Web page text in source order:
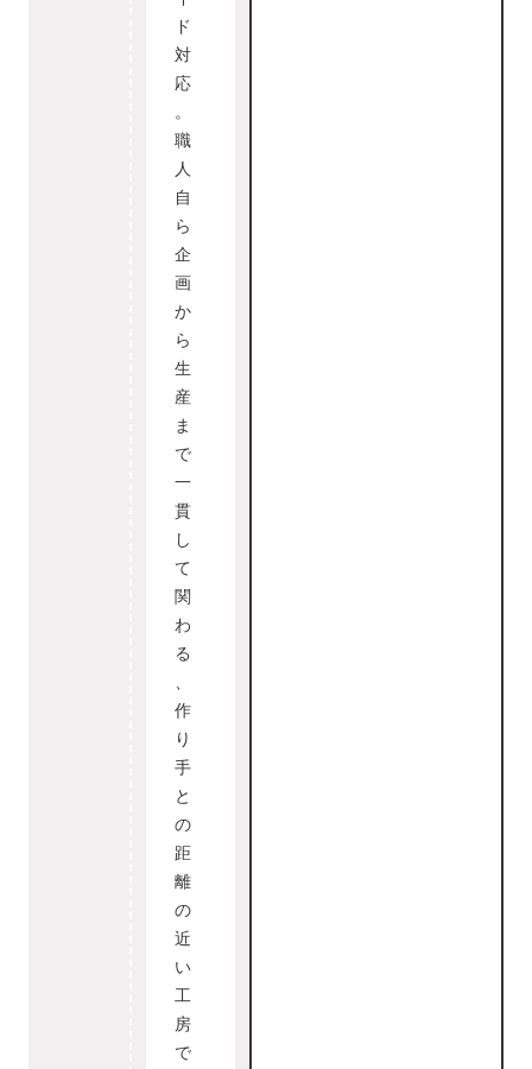
ド
対
応
。
職
人
自
ら
企
画
か
ら
生
産
ま
で
一
貫
し
て
関
わ
る
作
り
手
と
の
距
離
の
近
い
工
房
で